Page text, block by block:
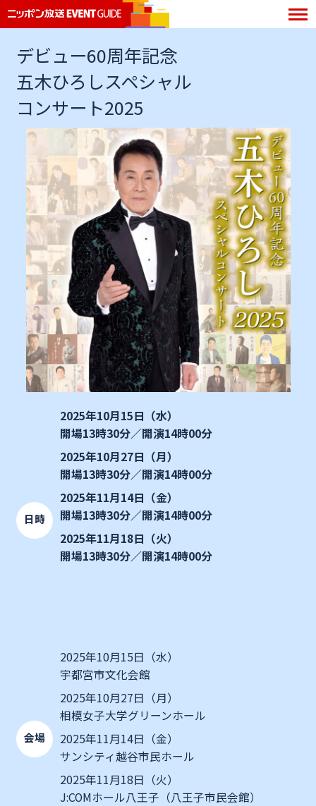
デビュー60周年記念
五木ひろしスペシャル
コンサート2025
日時
2025年10月15日（水）
開場13時30分／開演14時00分
2025年10月27日（月）
開場13時30分／開演14時00分
2025年11月14日（金）
開場13時30分／開演14時00分
2025年11月18日（火）
開場13時30分／開演14時00分
会場
2025年10月15日（水）
宇都宮市文化会館
2025年10月27日（月）
相模女子大学グリーンホール
2025年11月14日（金）
サンシティ越谷市民ホール
2025年11月18日（火）
J:COMホール八王子（八王子市民会館）